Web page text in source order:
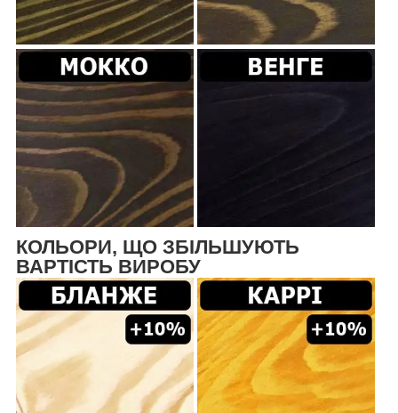
КОЛЬОРИ, ЩО ЗБІЛЬШУЮТЬ
ВАРТІСТЬ ВИРОБУ